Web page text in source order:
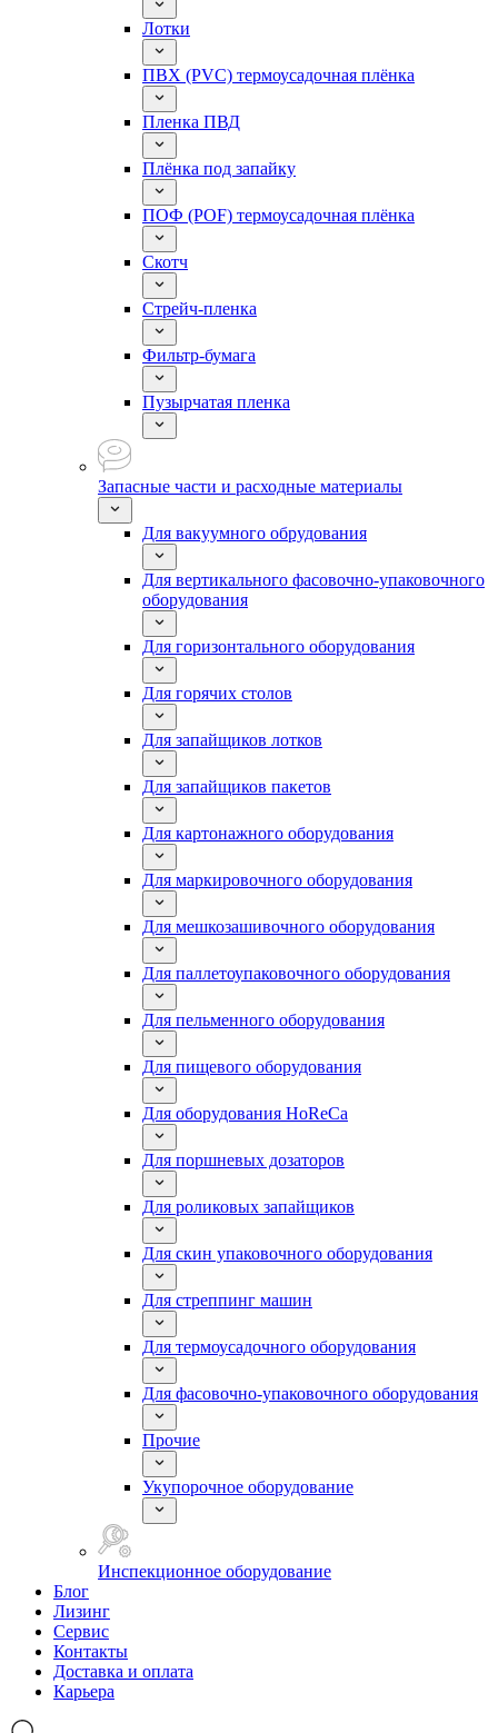
Лотки
ПВХ (PVC) термоусадочная плёнка
Пленка ПВД
Плёнка под запайку
ПОФ (POF) термоусадочная плёнка
Скотч
Стрейч-пленка
Фильтр-бумага
Пузырчатая пленка
Запасные части и расходные материалы
Для вакуумного обрудования
Для вертикального фасовочно-упаковочного
оборудования
Для горизонтального оборудования
Для горячих столов
Для запайщиков лотков
Для запайщиков пакетов
Для картонажного оборудования
Для маркировочного оборудования
Для мешкозашивочного оборудования
Для паллетоупаковочного оборудования
Для пельменного оборудования
Для пищевого оборудования
Для оборудования HoReCa
Для поршневых дозаторов
Для роликовых запайщиков
Для скин упаковочного оборудования
Для стреппинг машин
Для термоусадочного оборудования
Для фасовочно-упаковочного оборудования
Прочие
Укупорочное оборудование
Инспекционное оборудование
Блог
Лизинг
Сервис
Контакты
Доставка и оплата
Карьера